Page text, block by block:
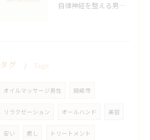
自律神経を整える男性オイルマッサージ
タグ Tags
オイルマッサージ男性 岡崎市
リラクゼーション オールハンド 美容
安い 癒し トリートメント